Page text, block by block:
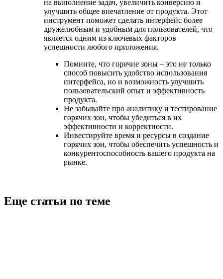
на выполнение задач, увеличить конверсию и
улучшить общее впечатление от продукта. Этот
инструмент поможет сделать интерфейс более
дружелюбным и удобным для пользователей, что
является одним из ключевых факторов
успешности любого приложения.
Помните, что горячие зоны – это не только
способ повысить удобство использования
интерфейса, но и возможность улучшить
пользовательский опыт и эффективность
продукта.
Не забывайте про аналитику и тестирование
горячих зон, чтобы убедиться в их
эффективности и корректности.
Инвестируйте время и ресурсы в создание
горячих зон, чтобы обеспечить успешность и
конкурентоспособность вашего продукта на
рынке.
Еще статьи по теме